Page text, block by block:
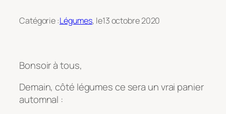
Catégorie :Légumes, le13 octobre 2020
Bonsoir à tous,
Demain, côté légumes ce sera un vrai panier
automnal :